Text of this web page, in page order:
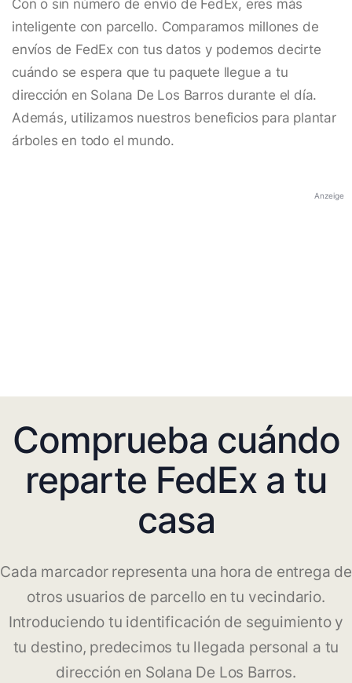
Con o sin número de envío de FedEx, eres más
inteligente con parcello. Comparamos millones de
envíos de FedEx con tus datos y podemos decirte
cuándo se espera que tu paquete llegue a tu
dirección en Solana De Los Barros durante el día.
Además, utilizamos nuestros beneficios para plantar
árboles en todo el mundo.
Anzeige
Comprueba cuándo
reparte FedEx a tu
casa
Cada marcador representa una hora de entrega de
otros usuarios de parcello en tu vecindario.
Introduciendo tu identificación de seguimiento y
tu destino, predecimos tu llegada personal a tu
dirección en Solana De Los Barros.